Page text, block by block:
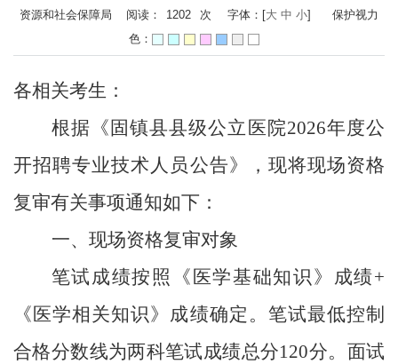
资源和社会保障局 阅读：
1202 次 字体：[大 中 小]
保护视力
色：
各相关考生：
根据《固镇县县级公立医院2026年度公
开招聘专业技术人员公告》，现将现场资格
复审有关事项通知如下：
一、 现场资格复审对象
笔试成绩按照《 医学基础知识》成绩+
《 医学相关知识》成绩确定。 笔试最低控制
合格分数线为两科笔试成绩总分120分。面试